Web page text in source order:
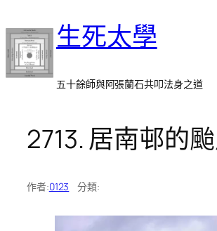
至
主
要
內
生死太學
五十餘師與阿張蘭石共叩法身之道
2713. 居南邨的
作者:0123 分類: